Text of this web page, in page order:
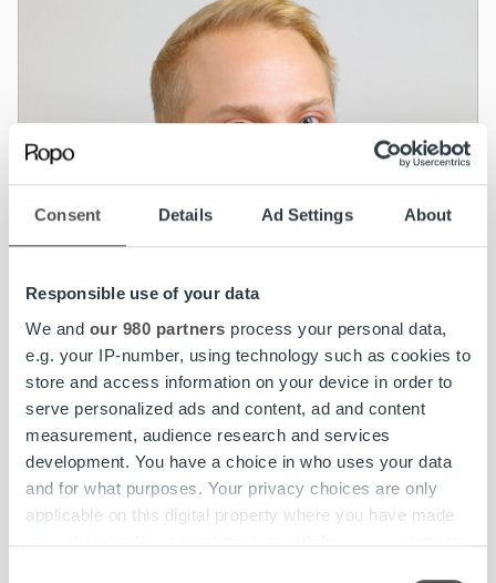
Consent Details Ad Settings About
Responsible use of your data
We and our 980 partners process your personal data,
e.g. your IP-number, using technology such as cookies to
store and access information on your device in order to
serve personalized ads and content, ad and content
measurement, audience research and services
development. You have a choice in who uses your data
and for what purposes. Your privacy choices are only
applicable on this digital property where you have made
your choices. You can change or withdraw your consent